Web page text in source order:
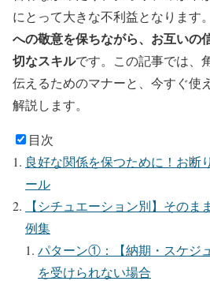
にとって大きな不利益となります。
への敬意を保ちながら、お互いの
切なスキルです。この記事では、
伝えるためのマナーと、今すぐ使
解説します。
目次
良好な関係を保つために！お断
ール
【シチュエーション別】その
例集
パターン①：【納期・スケジ
を受けられない場合